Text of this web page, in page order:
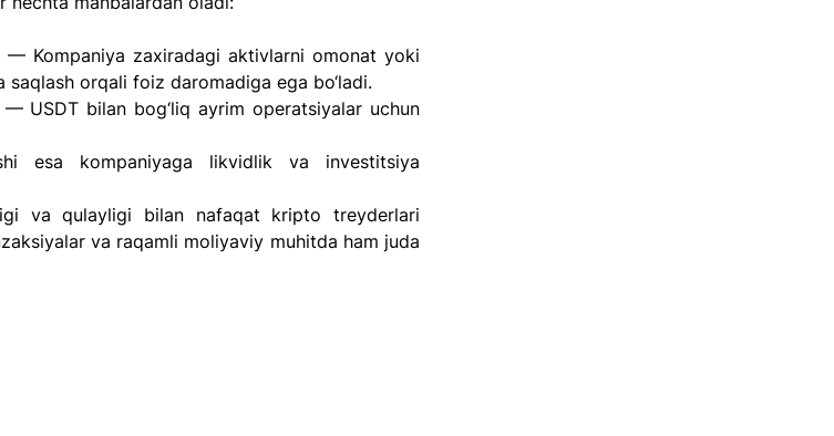
Kompaniya zaxiradagi aktivlarni omonat yoki
saqlash orqali foiz daromadiga ega bo‘ladi.
USDT bilan bog‘liq ayrim operatsiyalar uchun
esa kompaniyaga likvidlik va investitsiya
va qulayligi bilan nafaqat kripto treyderlari
va raqamli moliyaviy muhitda ham juda